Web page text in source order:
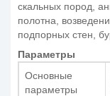
скальных пород,
полотна,
подпорных стен,
Параметры
Основные
параметры